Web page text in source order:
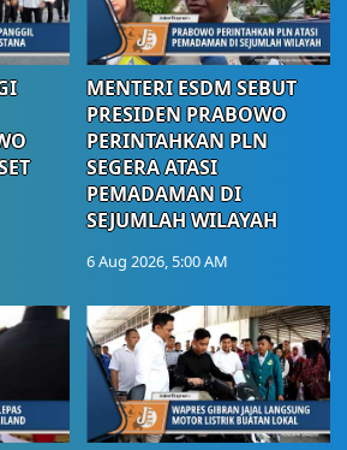
MENTERI ESDM SEBUT
PRESIDEN PRABOWO
PERINTAHKAN PLN
SEGERA ATASI
PEMADAMAN DI
SEJUMLAH WILAYAH
6 Aug 2026, 5:00 AM